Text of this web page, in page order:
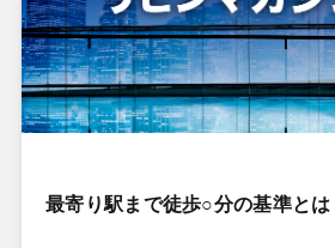
最寄り駅まで徒歩○分の基準とは